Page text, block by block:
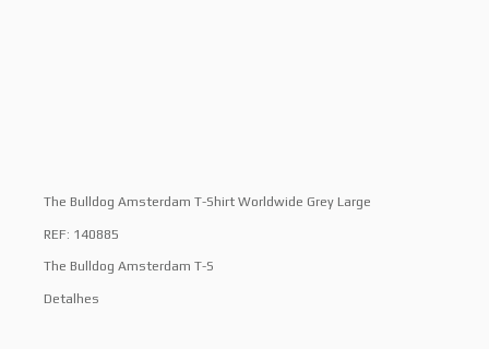
The Bulldog Amsterdam T-Shirt Worldwide Grey Large
REF: 140885
The Bulldog Amsterdam T-S
Detalhes